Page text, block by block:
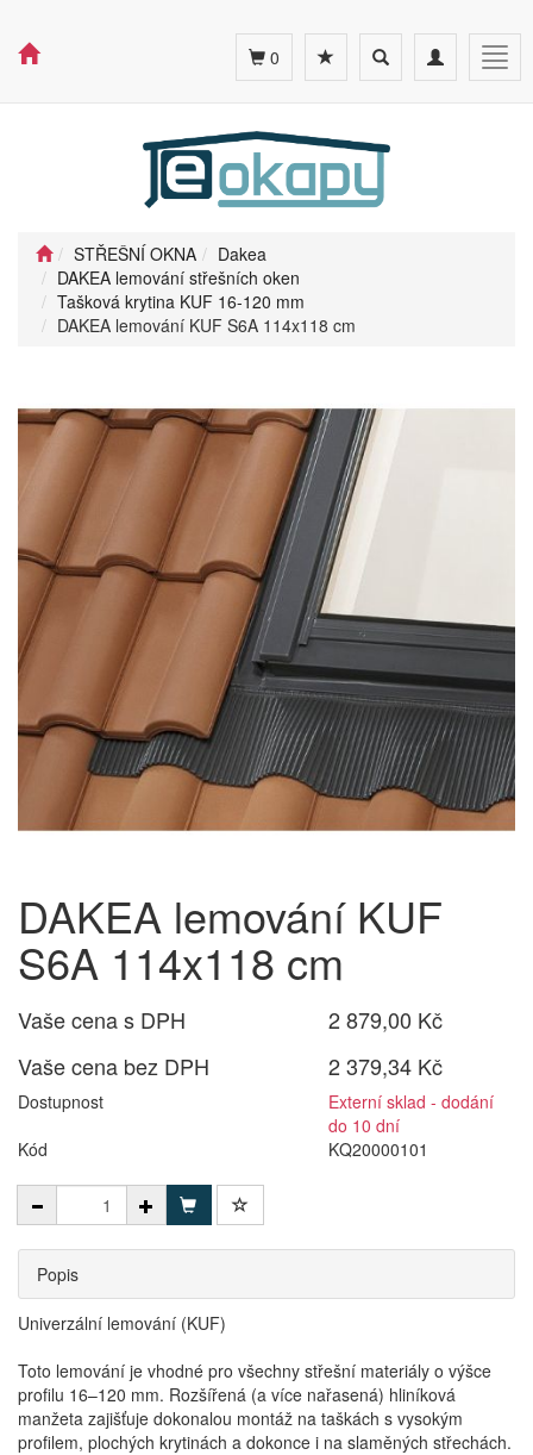
Toggle
navigation
Toggle
search
0
STŘEŠNÍ OKNA
Dakea
DAKEA lemování střešních oken
Tašková krytina KUF 16-120 mm
DAKEA lemování KUF S6A 114x118 cm
DAKEA lemování KUF
S6A 114x118 cm
Vaše cena s DPH
2 879,00 Kč
Vaše cena bez DPH
2 379,34 Kč
Dostupnost
Externí sklad - dodání
do 10 dní
Kód
KQ20000101
Popis
Univerzální lemování (KUF)
Toto lemování je vhodné pro všechny střešní materiály o výšce
profilu 16–120 mm. Rozšířená (a více nařasená) hliníková
manžeta zajišťuje dokonalou montáž na taškách s vysokým
profilem, plochých krytinách a dokonce i na slaměných střechách.